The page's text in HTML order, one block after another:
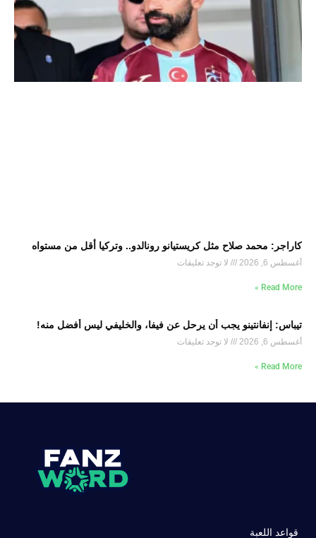
كاراجر: محمد صلاح مثل كريستيانو رونالدو.. وتركيا أقل من مستواه
أغسطس 6, 2026 لا توجد تعليقات
Read More »
تيباس: إنفانتينو يجب أن يرحل عن فيفا، والخليفي ليس أفضل منه!
أغسطس 6, 2026 لا توجد تعليقات
Read More »
قواعد اللعبة